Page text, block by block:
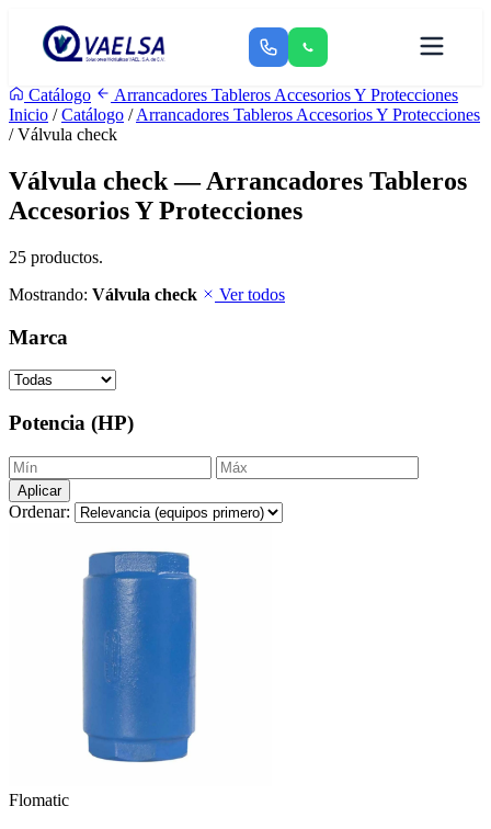
Catálogo
Arrancadores Tableros Accesorios Y Protecciones
Inicio /Catálogo /Arrancadores Tableros Accesorios Y Protecciones
/ Válvula check
Válvula check — Arrancadores Tableros
Accesorios Y Protecciones
25 productos.
Mostrando: Válvula check Ver todos
Marca
Potencia (HP)
Aplicar
Ordenar:
Flomatic